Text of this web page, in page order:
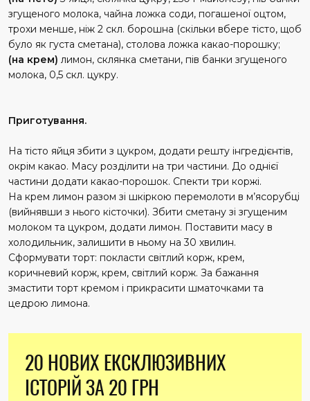
згущеного молока, чайна ложка соди, погашеної оцтом,
трохи менше, ніж 2 скл. борошна (скільки вбере тісто, щоб
було як густа сметана), столова ложка какао-порошку;
(на крем) лимон, склянка сметани, пів банки згущеного
молока, 0,5 скл. цукру.
Приготування.
На тісто яйця збити з цукром, додати решту інгредієнтів,
окрім какао. Масу розділити на три частини. До однієї
частини додати какао-порошок. Спекти три коржі.
На крем лимон разом зі шкіркою перемолоти в м’ясорубці
(вийнявши з нього кісточки). Збити сметану зі згущеним
молоком та цукром, додати лимон. Поставити масу в
холодильник, залишити в ньому на 30 хвилин.
Сформувати торт: покласти світлий корж, крем,
коричневий корж, крем, світлий корж. За бажання
змастити торт кремом і прикрасити шматочками та
цедрою лимона.
20 НОВИХ ЕКСКЛЮЗИВНИХ
ІСТОРІЙ ЗА 20 ГРН